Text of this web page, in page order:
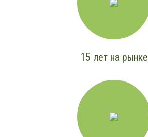
15 лет на рынке